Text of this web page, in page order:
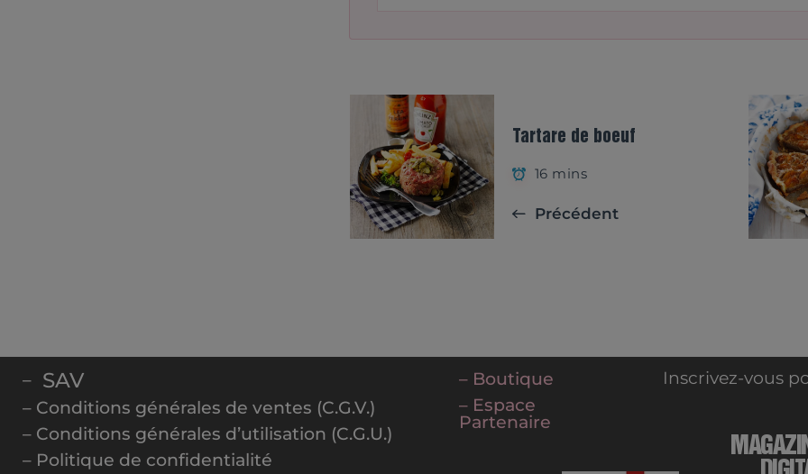
Tartare de boeuf
16 mins
Précédent
– SAV
– Conditions générales de ventes (C.G.V.)
– Conditions générales d’utilisation (C.G.U.)
– Politique de confidentialité
– Boutique
– Espace
Partenaire
Inscrivez-vous